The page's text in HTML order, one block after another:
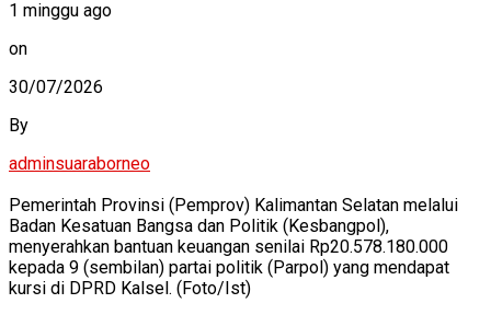
1 minggu ago
on
30/07/2026
By
adminsuaraborneo
Pemerintah Provinsi (Pemprov) Kalimantan Selatan melalui
Badan Kesatuan Bangsa dan Politik (Kesbangpol),
menyerahkan bantuan keuangan senilai Rp20.578.180.000
kepada 9 (sembilan) partai politik (Parpol) yang mendapat
kursi di DPRD Kalsel. (Foto/Ist)